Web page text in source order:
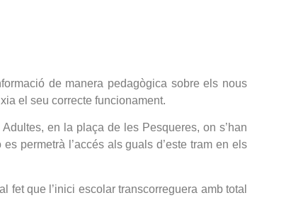
de manera pedagògica sobre els nous
el seu correcte funcionament.
en la plaça de les Pesqueres, on s’han
permetrà l’accés als guals d’este tram en els
que l’inici escolar transcorreguera amb total